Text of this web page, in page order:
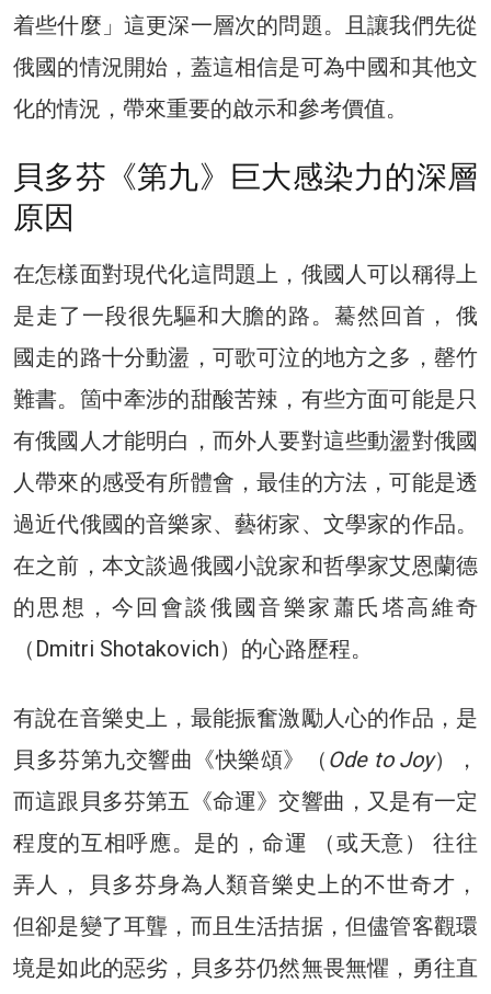
着些什麼」這更深一層次的問題。且讓我們先從
俄國的情況開始，蓋這相信是可為中國和其他文
化的情況，帶來重要的啟示和參考價值。
貝多芬《第九》巨大感染力的深層
原因
在怎樣面對現代化這問題上，俄國人可以稱得上
是走了一段很先驅和大膽的路。驀然回首， 俄
國走的路十分動盪，可歌可泣的地方之多，罄竹
難書。箇中牽涉的甜酸苦辣，有些方面可能是只
有俄國人才能明白，而外人要對這些動盪對俄國
人帶來的感受有所體會，最佳的方法，可能是透
過近代俄國的音樂家、藝術家、文學家的作品。
在之前，本文談過俄國小說家和哲學家艾恩蘭德
的思想，今回會談俄國音樂家蕭氏塔高維奇
（Dmitri Shotakovich）的心路歷程。
有說在音樂史上，最能振奮激勵人心的作品，是
貝多芬第九交響曲《快樂頌》（ Ode to Joy），
而這跟貝多芬第五《命運》交響曲，又是有一定
程度的互相呼應。是的，命運 （或天意） 往往
弄人， 貝多芬身為人類音樂史上的不世奇才，
但卻是變了耳聾，而且生活拮据，但儘管客觀環
境是如此的惡劣，貝多芬仍然無畏無懼，勇往直